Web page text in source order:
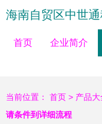
海南自贸区中世
首页 企业简介
当前位置： 首页 > 产品大
请条件到详细流程